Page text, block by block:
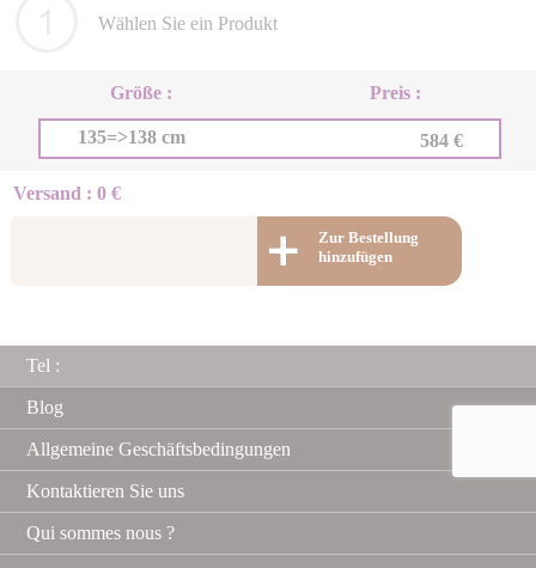
Wählen Sie ein Produkt
Größe : Preis :
135=>138 cm 584 €
Versand : 0 €
Zur Bestellung
hinzufügen
Tel :
Blog
Allgemeine Geschäftsbedingungen
Kontaktieren Sie uns
Qui sommes nous ?